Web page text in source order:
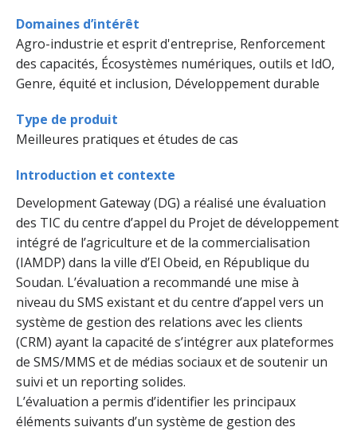
Domaines d’intérêt
Agro-industrie et esprit d'entreprise, Renforcement
des capacités, Écosystèmes numériques, outils et IdO,
Genre, équité et inclusion, Développement durable
Type de produit
Meilleures pratiques et études de cas
Introduction et contexte
Development Gateway (DG) a réalisé une évaluation
des TIC du centre d’appel du Projet de développement
intégré de l’agriculture et de la commercialisation
(IAMDP) dans la ville d’El Obeid, en République du
Soudan. L’évaluation a recommandé une mise à
niveau du SMS existant et du centre d’appel vers un
système de gestion des relations avec les clients
(CRM) ayant la capacité de s’intégrer aux plateformes
de SMS/MMS et de médias sociaux et de soutenir un
suivi et un reporting solides.
L’évaluation a permis d’identifier les principaux
éléments suivants d’un système de gestion des